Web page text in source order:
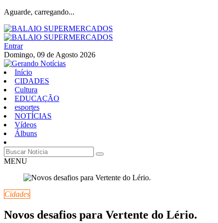
Aguarde, carregando...
Entrar
Domingo, 09 de Agosto 2026
Início
CIDADES
Cultura
EDUCAÇÃO
esportes
NOTÍCIAS
Vídeos
Álbuns
MENU
Cidades
Novos desafios para Vertente do Lério.